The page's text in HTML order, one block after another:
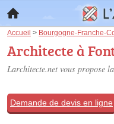
Accueil > Bourgogne-Franche-
Architecte à
Larchitecte.net vous propose
Demande de devis en ligne